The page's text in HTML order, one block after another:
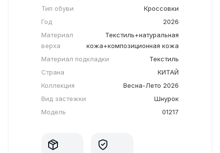
Тип обуви
Кроссовки
Год
2026
Материал
верха
Текстиль+натуральная
кожа+композиционная кожа
Материал подкладки
Текстиль
Страна
КИТАЙ
Коллекция
Весна-Лето 2026
Вид застежки
Шнурок
Модель
01217